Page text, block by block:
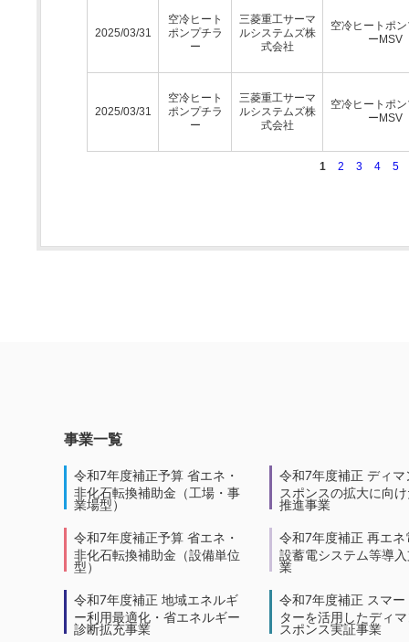
2025/03/31
空冷ヒート
ポンプチラ
ー
三菱重工サーマ
ルシステムズ株
式会社
空冷ヒートポ
ーMSV
2025/03/31
空冷ヒート
ポンプチラ
ー
三菱重工サーマ
ルシステムズ株
式会社
空冷ヒートポ
ーMSV
1 2 3 4 5
事業一覧
令和7年度補正予算 省エネ・
非化石転換補助金（工場・事
業場型）
令和7年度補正予算 省エネ・
非化石転換補助金（設備単位
型）
令和7年度補正 地域エネルギ
ー利用最適化・省エネルギー
診断拡充事業
令和7年度補正 ディマ
スポンスの拡大に向
推進事業
令和7年度補正 再エネ
設蓄電システム等導
業
令和7年度補正 スマー
ターを活用したディ
スポンス実証事業